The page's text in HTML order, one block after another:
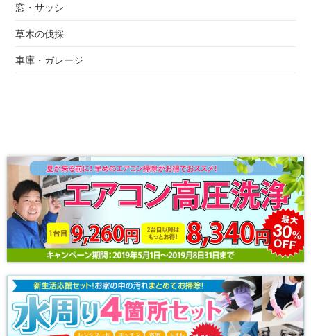
窓・サッシ
草木の伐採
車庫・ガレージ